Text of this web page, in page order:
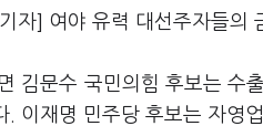
자] 여야 유력 대선주자들의
김문수 국민의힘 후보는 수
. 이재명 민주당 후보는 자영